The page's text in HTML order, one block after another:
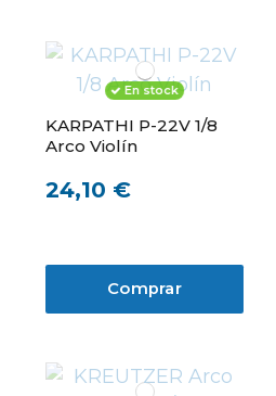
En stock
KARPATHI P-22V 1/8
Arco Violín
24,10 €
Comprar